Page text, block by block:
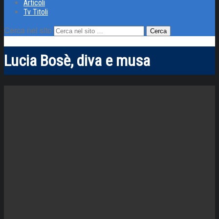
Articoli
Tv Titoli
Cerca nel sito
Lucia Bosè, diva e musa